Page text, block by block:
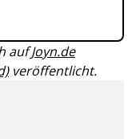
aufJoyn.de
veröffentlicht.